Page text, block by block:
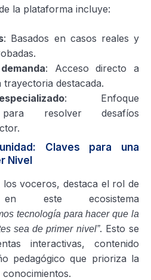
la plataforma incluye:
: Basados en casos reales y
: Acceso directo a
destacada.
: Enfoque
para resolver desafíos
Claves para una
Nivel
voceros, destaca el rol de
este ecosistema
tecnología para hacer que la
sea de primer nivel”. Esto se
interactivas, contenido
pedagógico que prioriza la